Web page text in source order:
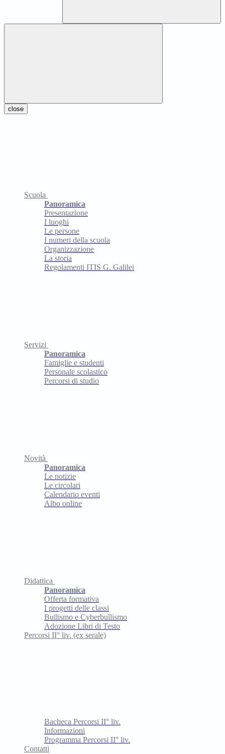
close
Scuola
Panoramica
Presentazione
I luoghi
Le persone
I numeri della scuola
Organizzazione
La storia
Regolamenti ITIS G. Galilei
Servizi
Panoramica
Famiglie e studenti
Personale scolastico
Percorsi di studio
Novità
Panoramica
Le notizie
Le circolari
Calendario eventi
Albo online
Didattica
Panoramica
Offerta formativa
I progetti delle classi
Bullismo e Cyberbullismo
Adozione Libri di Testo
Percorsi II° liv. (ex serale)
Bacheca Percorsi II° liv.
Informazioni
Programma Percorsi II° liv.
Contatti